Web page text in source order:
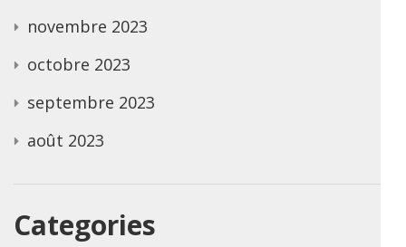
novembre 2023
octobre 2023
septembre 2023
août 2023
Categories